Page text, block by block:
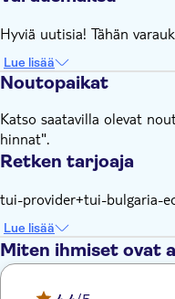
Hyviä uutisia! Tähän
Lue lisää
Noutopaikat
Katso saatavilla olevat
hinnat".
Retken tarjoaja
tui-provider+tui-bulgaria-
Lue lisää
Miten ihmiset ovat